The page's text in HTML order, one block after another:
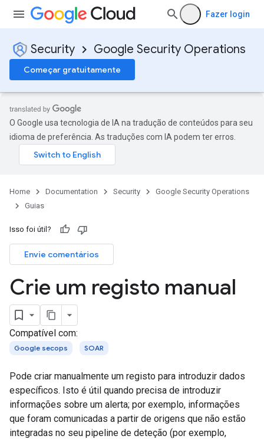
Fazer login
Security Google Security Operations
Começar gratuitamente
O Google usa tecnologia de IA na tradução de conteúdos para seu
idioma de preferência. As traduções com IA podem ter erros.
Home Documentation Security
Google Security Operations
Guias
Isso foi útil?
Envie comentários
Crie um registo manual
Compatível com:
Google secops SOAR
Pode criar manualmente um registo para introduzir dados
específicos. Isto é útil quando precisa de introduzir
informações sobre um alerta; por exemplo, informações
que foram comunicadas a partir de origens que não estão
integradas no seu pipeline de deteção (por exemplo,